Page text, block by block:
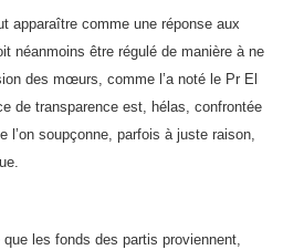
apparaître comme une réponse aux
néanmoins être régulé de manière à ne
des mœurs, comme l’a noté le Pr El
de transparence est, hélas, confrontée
l’on soupçonne, parfois à juste raison,
les fonds des partis proviennent,